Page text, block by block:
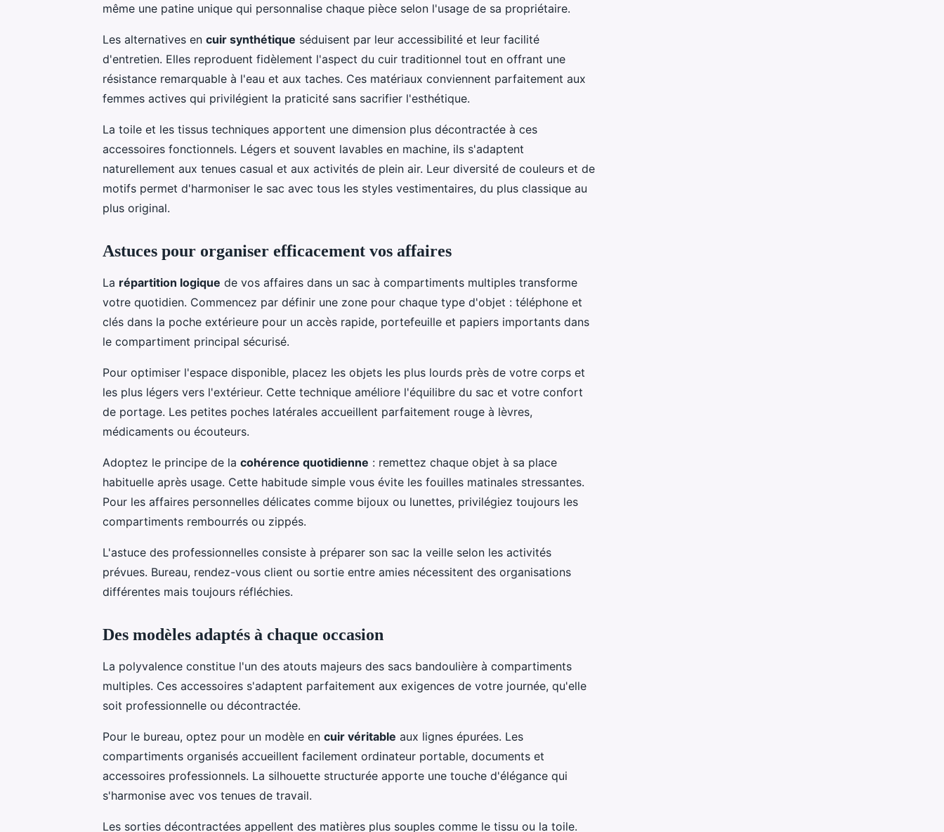
même une patine unique qui personnalise chaque pièce selon l'usage de sa propriétaire.
Les alternatives en cuir synthétique séduisent par leur accessibilité et leur facilité
d'entretien. Elles reproduent fidèlement l'aspect du cuir traditionnel tout en offrant une
résistance remarquable à l'eau et aux taches. Ces matériaux conviennent parfaitement aux
femmes actives qui privilégient la praticité sans sacrifier l'esthétique.
La toile et les tissus techniques apportent une dimension plus décontractée à ces
accessoires fonctionnels. Légers et souvent lavables en machine, ils s'adaptent
naturellement aux tenues casual et aux activités de plein air. Leur diversité de couleurs et de
motifs permet d'harmoniser le sac avec tous les styles vestimentaires, du plus classique au
plus original.
Astuces pour organiser efficacement vos affaires
La répartition logique de vos affaires dans un sac à compartiments multiples transforme
votre quotidien. Commencez par définir une zone pour chaque type d'objet : téléphone et
clés dans la poche extérieure pour un accès rapide, portefeuille et papiers importants dans
le compartiment principal sécurisé.
Pour optimiser l'espace disponible, placez les objets les plus lourds près de votre corps et
les plus légers vers l'extérieur. Cette technique améliore l'équilibre du sac et votre confort
de portage. Les petites poches latérales accueillent parfaitement rouge à lèvres,
médicaments ou écouteurs.
Adoptez le principe de la cohérence quotidienne : remettez chaque objet à sa place
habituelle après usage. Cette habitude simple vous évite les fouilles matinales stressantes.
Pour les affaires personnelles délicates comme bijoux ou lunettes, privilégiez toujours les
compartiments rembourrés ou zippés.
L'astuce des professionnelles consiste à préparer son sac la veille selon les activités
prévues. Bureau, rendez-vous client ou sortie entre amies nécessitent des organisations
différentes mais toujours réfléchies.
Des modèles adaptés à chaque occasion
La polyvalence constitue l'un des atouts majeurs des sacs bandoulière à compartiments
multiples. Ces accessoires s'adaptent parfaitement aux exigences de votre journée, qu'elle
soit professionnelle ou décontractée.
Pour le bureau, optez pour un modèle en cuir véritable aux lignes épurées. Les
compartiments organisés accueillent facilement ordinateur portable, documents et
accessoires professionnels. La silhouette structurée apporte une touche d'élégance qui
s'harmonise avec vos tenues de travail.
Les sorties décontractées appellent des matières plus souples comme le tissu ou la toile.